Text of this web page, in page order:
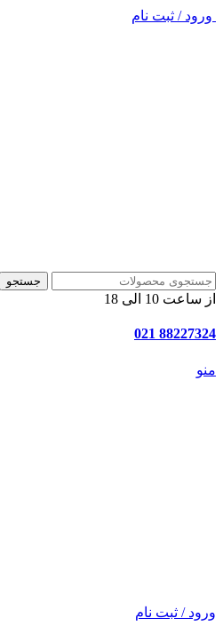
ورود / ثبت نام
جستجو
از ساعت 10 الی 18
88227324 021
منو
ورود / ثبت نام